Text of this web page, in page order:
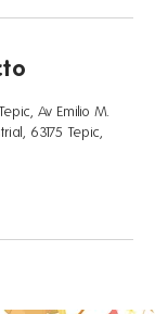
Av Emilio M.
63175 Tepic,